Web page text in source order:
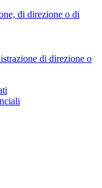
di direzione o di
di direzione o